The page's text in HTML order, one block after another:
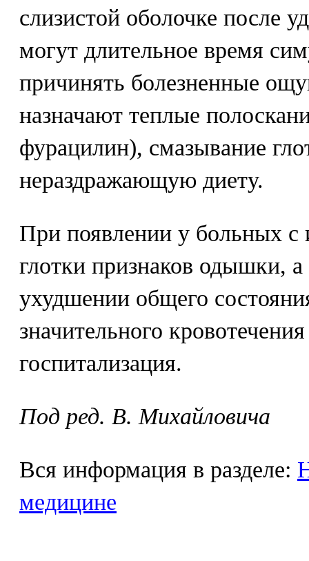
слизистой оболочке после
могут длительное время
причинять болезненные
назначают теплые
фурацилин), смазывание
нераздражающую диету.
При появлении у больных
глотки признаков одышки,
ухудшении общего
значительного
госпитализация.
Под ред. В. Михайловича
Вся информация в разделе:
медицине